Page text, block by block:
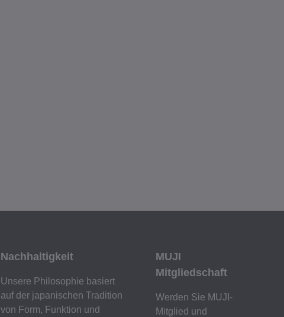
Nachhaltigkeit
Unsere Philosophie basiert
auf der japanischen Tradition
von Form, Funktion und
MUJI
Mitgliedschaft
Werden Sie MUJI-
Mitglied und